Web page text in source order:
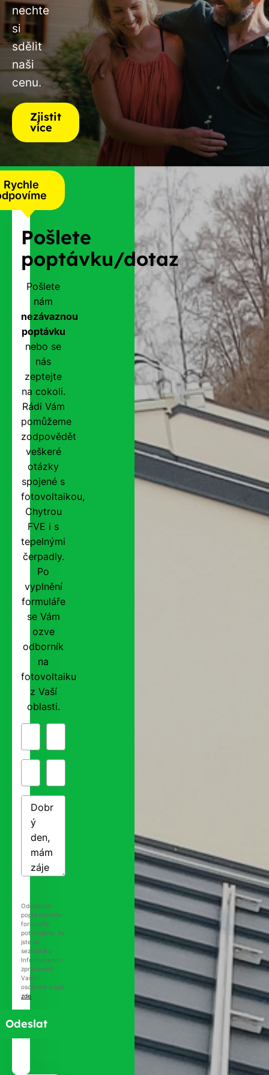
nechte
si
sdělit
naši
cenu.
Zjistit
více
Rychle
Pošlete
poptávku/dotaz
Pošlete
nám
nezávaznou
poptávku
nebo se
nás
zeptejte
na cokoli.
Rádi Vám
pomůžeme
zodpovědět
veškeré
otázky
spojené s
fotovoltaikou,
Chytrou
FVE i s
tepelnými
čerpadly.
Po
vyplnění
formuláře
se Vám
ozve
odborník
na
fotovoltaiku
z Vaší
oblasti.
Odesláním
poptávkového
formuláře
potvrzujete, že
jste se
seznámili s
Informacemi o
zpracování
Vašich
osobních údajů
zde